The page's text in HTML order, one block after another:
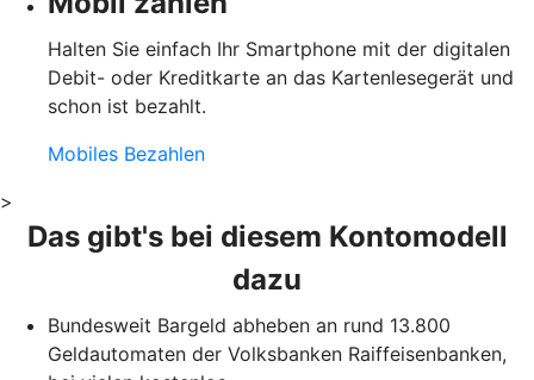
Halten Sie einfach Ihr Smartphone mit der digitalen
Debit- oder Kreditkarte an das Kartenlesegerät und
schon ist bezahlt.
Mobiles Bezahlen
>
Das gibt's bei diesem Kontomodell
dazu
Bundesweit Bargeld abheben an rund 13.800
Geldautomaten der Volksbanken Raiffeisenbanken,